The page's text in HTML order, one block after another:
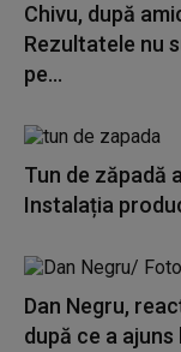
Chivu, după
Rezultatele nu
pe...
Tun de zăpadă
Instalația
Dan Negru,
după ce a